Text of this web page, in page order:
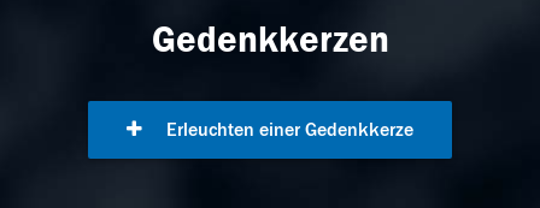
Gedenkkerzen
Erleuchten einer Gedenkkerze